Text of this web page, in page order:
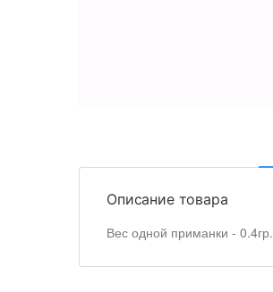
Описание товара
Вес одной приманки - 0.4гр.